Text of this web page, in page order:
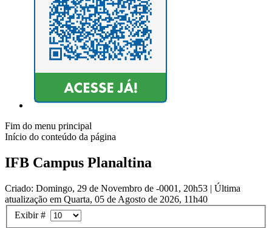
Fim do menu principal
Início do conteúdo da página
IFB Campus Planaltina
Criado: Domingo, 29 de Novembro de -0001, 20h53 | Última
atualização em Quarta, 05 de Agosto de 2026, 11h40
Exibir #